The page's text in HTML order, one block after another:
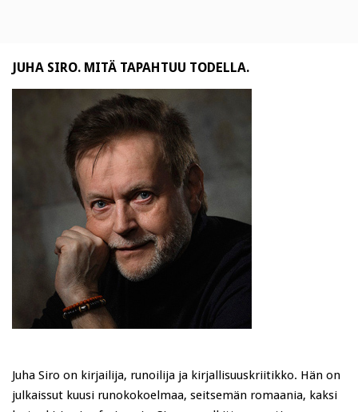
JUHA SIRO. MITÄ TAPAHTUU TODELLA.
Juha Siro on kirjailija, runoilija ja kirjallisuuskriitikko. Hän on
julkaissut kuusi runokokoelmaa, seitsemän romaania, kaksi